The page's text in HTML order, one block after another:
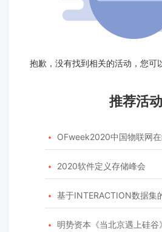
抱歉，没有找到相关的活动，您可
推荐活动
 OFweek2020中国物联网
 2020软件定义存储峰会
 基于INTERACTION数据集的自动
 明势资本《当北京遇上硅谷》系列